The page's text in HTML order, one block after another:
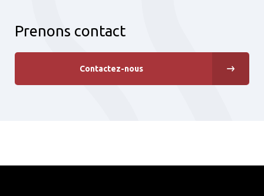
Prenons contact
Contactez-nous